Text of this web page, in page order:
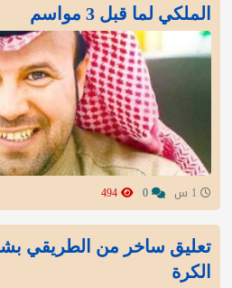
الملكي لما قبل 3 مواسم
تعليق ساخر من الطريقي
الكرة